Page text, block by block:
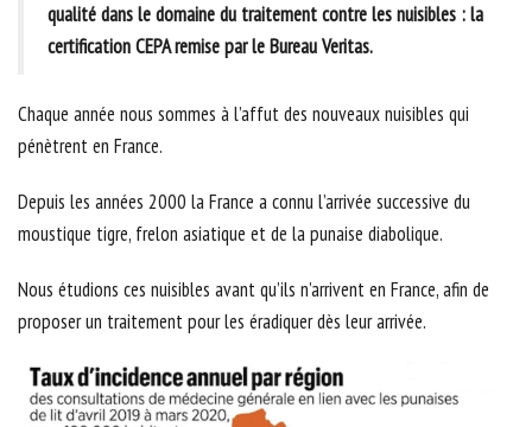
qualité dans le domaine du traitement contre les nuisibles : la
certification CEPA remise par le Bureau Veritas.
Chaque année nous sommes à l’affut des nouveaux nuisibles qui
pénètrent en France.
Depuis les années 2000 la France a connu l’arrivée successive du
moustique tigre, frelon asiatique et de la punaise diabolique.
Nous étudions ces nuisibles avant qu’ils n’arrivent en France, afin de
proposer un traitement pour les éradiquer dès leur arrivée.